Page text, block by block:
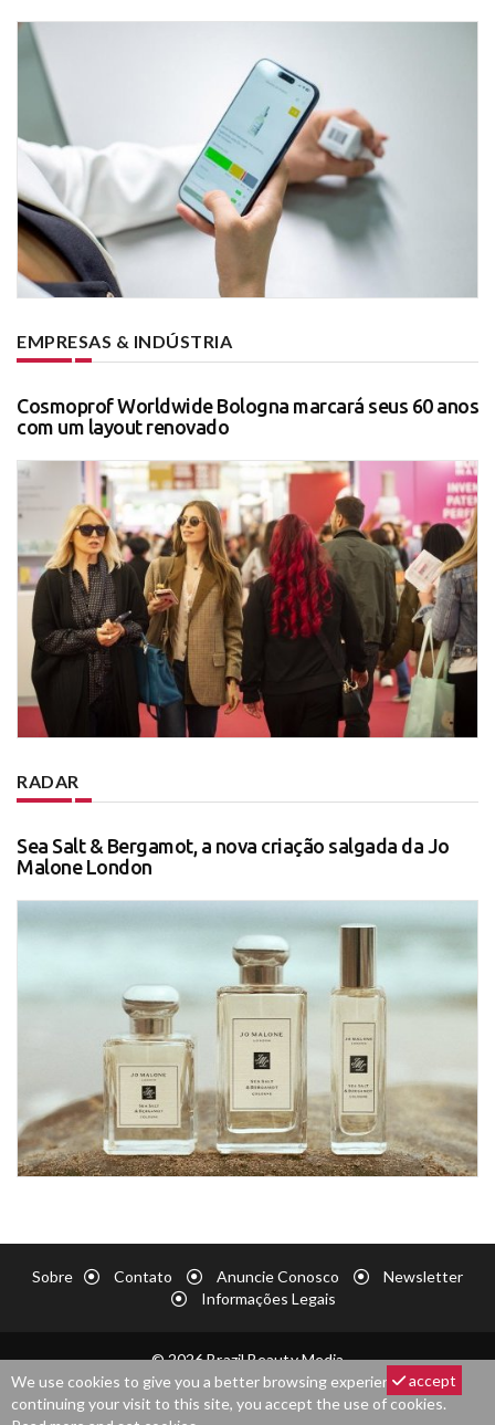
EMPRESAS & INDÚSTRIA
Cosmoprof Worldwide Bologna marcará seus 60 anos
com um layout renovado
RADAR
Sea Salt & Bergamot, a nova criação salgada da Jo
Malone London
Sobre Contato Anuncie Conosco
Newsletter
Informações Legais
© 2026 Brazil Beauty Media
We use cookies to give you a better browsing experience. By
continuing your visit to this site, you accept the use of cookies.
accept